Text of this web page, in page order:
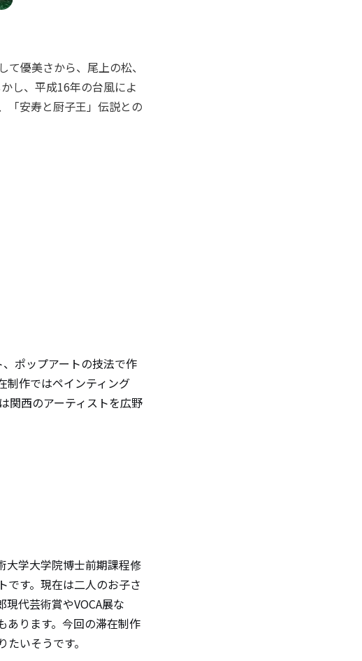
て優美さから、尾上の松、
し、平成16年の台風によ
「安寿と厨子王」伝説との
ポップアートの技法で作
制作ではペインティング
関西のアーティストを広野
大学大学院博士前期課程修
です。現在は二人のお子さ
代芸術賞やVOCA展な
あります。今回の滞在制作
いそうです。